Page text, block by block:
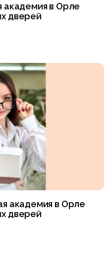
академия в Орле
дверей
академия в Орле
дверей